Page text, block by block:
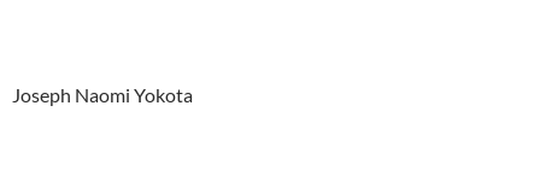
Joseph Naomi Yokota